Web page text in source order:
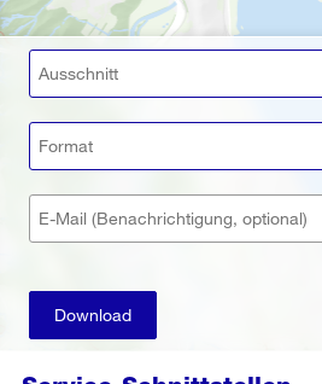
Ausschnitt
Format
E-Mail (Benachrichtigung, optional)
Download